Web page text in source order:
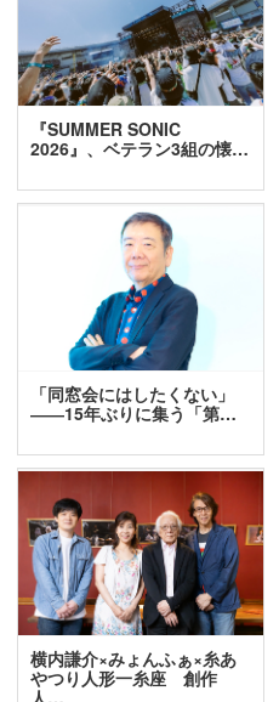
『SUMMER SONIC
2026』、ベテラン3組の懐…
「同窓会にはしたくない」
――15年ぶりに集う「第…
横内謙介×みょんふぁ×糸あ
やつり人形一糸座 創作
人…